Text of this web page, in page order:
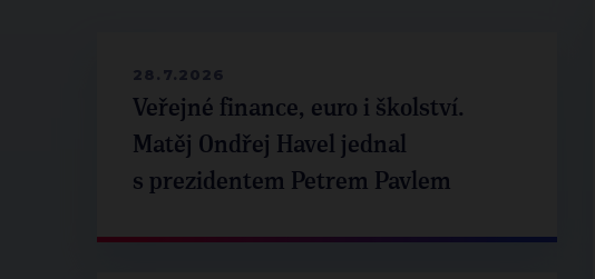
28.7.2026
Veřejné finance, euro i školství.
Matěj Ondřej Havel jednal
s prezidentem Petrem Pavlem